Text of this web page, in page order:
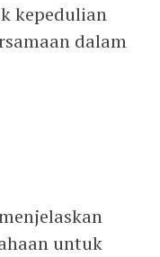
kepedulian
dalam
untuk